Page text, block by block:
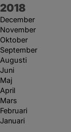
År:
2018
December
November
Oktober
September
Augusti
Juni
Maj
April
Mars
Februari
Januari